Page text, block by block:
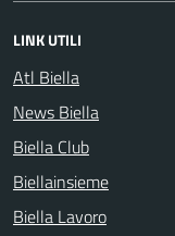
LINK UTILI
Atl Biella
News Biella
Biella Club
Biellainsieme
Biella Lavoro